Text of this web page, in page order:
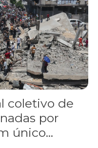
coletivo de
por
único...